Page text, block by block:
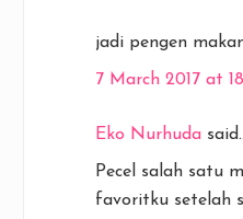
jadi pengen
7 March 2017 at
Eko Nurhuda
Pecel salah satu
favoritku setelah